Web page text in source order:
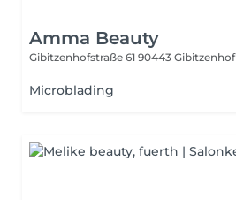
Amma Beauty
Gibitzenhofstraße 61 90443 Gibitzenhof
Microblading